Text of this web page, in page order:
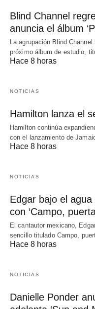
Blind Channel
anuncia el álbum
La agrupación Blind
próximo álbum de estudio,
Hace 8 horas
NOTICIAS
Hamilton lanza el
Hamilton continúa
con el lanzamiento de
Hace 8 horas
NOTICIAS
Edgar bajo el
con ‘Campo,
El cantautor mexicano,
sencillo titulado Campo,
Hace 8 horas
NOTICIAS
Danielle Ponder